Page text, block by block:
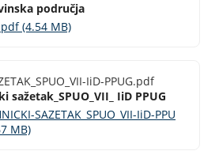
područja
(4.54 MB)
sažetak_SPUO_VII_ IiD PPUG
SAZETAK_SPUO_VII-IiD-PPU
MB)